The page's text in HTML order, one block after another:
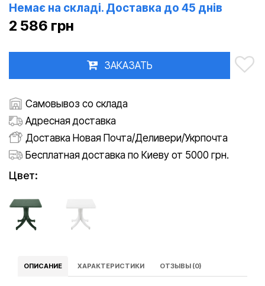
Немає на складі. Доставка до 45 днів
2 586 грн
ЗАКАЗАТЬ
Самовывоз со склада
Адресная доставка
Доставка Новая Почта/Деливери/Укрпочта
Бесплатная доставка по Киеву от 5000 грн.
Цвет:
ОПИСАНИЕ ХАРАКТЕРИСТИКИ ОТЗЫВЫ (0)